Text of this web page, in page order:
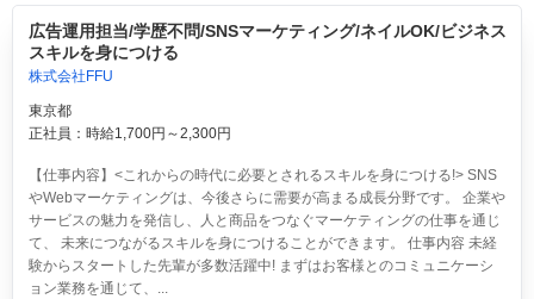
広告運用担当/学歴不問/SNSマーケティング/ネイルOK/ビジネス
スキルを身につける
株式会社FFU
東京都
正社員：時給1,700円～2,300円
【仕事内容】<これからの時代に必要とされるスキルを身につける!> SNS
やWebマーケティングは、今後さらに需要が高まる成長分野です。 企業や
サービスの魅力を発信し、人と商品をつなぐマーケティングの仕事を通じ
て、 未来につながるスキルを身につけることができます。 仕事内容 未経
験からスタートした先輩が多数活躍中! まずはお客様とのコミュニケーシ
ョン業務を通じて、...